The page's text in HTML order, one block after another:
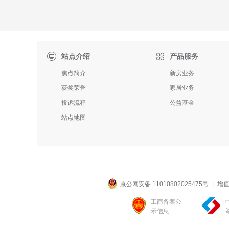
站点介绍
焦点简介
获奖荣誉
投诉流程
站点地图
 产品服务
新房业务
家居业务
公益基金
京公网安备 11010802025475号 增
工商备案公
示信息